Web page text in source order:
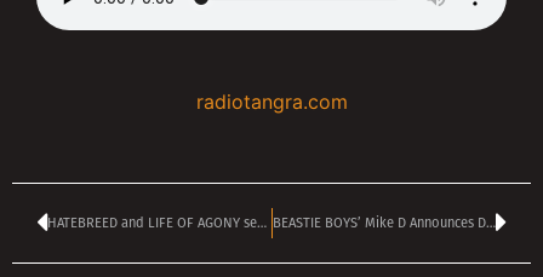
radiotangra.com
HATEBREED and LIFE OF AGONY set to play in Sofia in November BЕASTIE BOYS’ Mike D Announces Debut Solo Album Thank You: Hear ‘True Colors’